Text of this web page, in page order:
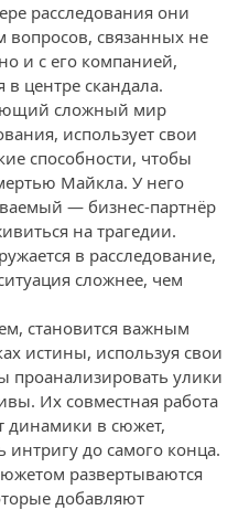
расследования они
вопросов, связанных не
и с его компанией,
в центре скандала.
сложный мир
использует свои
способности, чтобы
Майкла. У него
— бизнес-партнёр
на трагедии.
в расследование,
сложнее, чем
становится важным
истины, используя свои
проанализировать улики
Их совместная работа
динамики в сюжет,
интригу до самого конца.
развертываются
добавляют